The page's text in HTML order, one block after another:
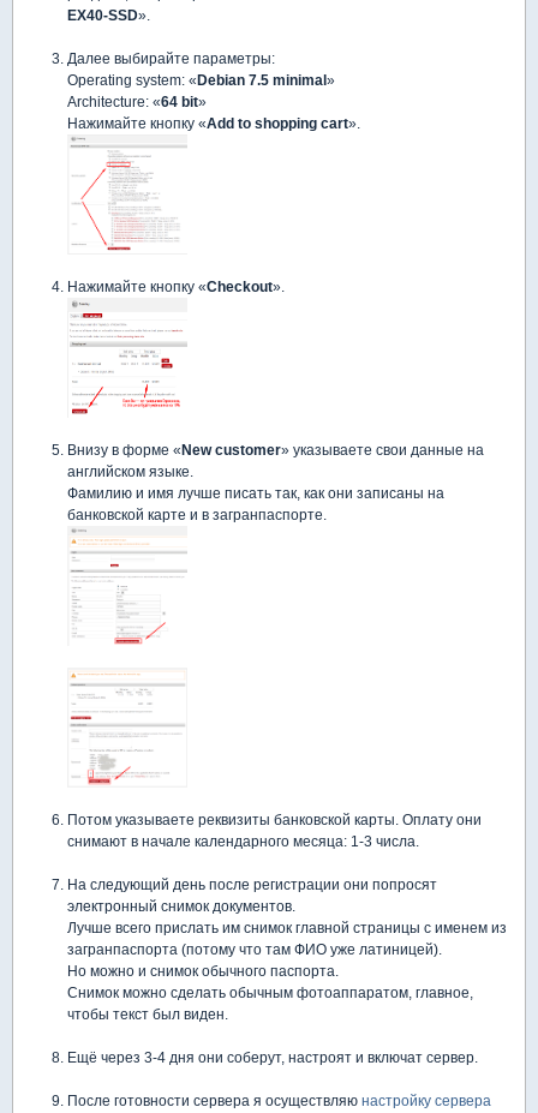
EX40-SSD».
Далее выбирайте параметры:
Operating system: « Debian 7.5 minimal »
Architecture: «64 bit»
Нажимайте кнопку «Add to shopping cart».
Нажимайте кнопку «Checkout».
Внизу в форме « New customer» указываете свои данные на
английском языке.
Фамилию и имя лучше писать так, как они записаны на
банковской карте и в загранпаспорте.
Потом указываете реквизиты банковской карты. Оплату они
снимают в начале календарного месяца: 1-3 числа.
На следующий день после регистрации они попросят
электронный снимок документов.
Лучше всего прислать им снимок главной страницы с именем из
загранпаспорта (потому что там ФИО уже латиницей).
Но можно и снимок обычного паспорта.
Снимок можно сделать обычным фотоаппаратом, главное,
чтобы текст был виден.
Ещё через 3-4 дня они соберут, настроят и включат сервер.
После готовности сервера я осуществляю настройку сервера